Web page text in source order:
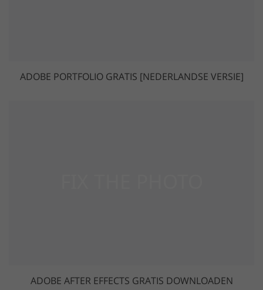
ADOBE PORTFOLIO GRATIS [NEDERLANDSE VERSIE]
ADOBE AFTER EFFECTS GRATIS DOWNLOADEN